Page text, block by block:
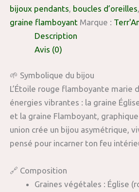
bijoux pendants, boucles d’oreilles,
graine flamboyant Marque :
Description
Avis (0)
🌱 Symbolique du bijou
L’Étoile rouge flamboyante marie
énergies vibrantes : la graine
et la graine Flamboyant,
union crée un bijou asymétrique,
pensé pour incarner ton feu
🔗 Composition
Graines végétales : Église